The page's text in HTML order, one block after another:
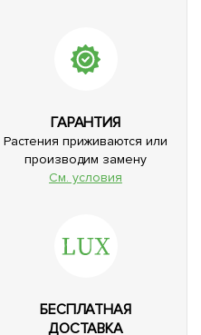
ГАРАНТИЯ
Растения приживаются или
производим замену
См. условия
БЕСПЛАТНАЯ
ДОСТАВКА